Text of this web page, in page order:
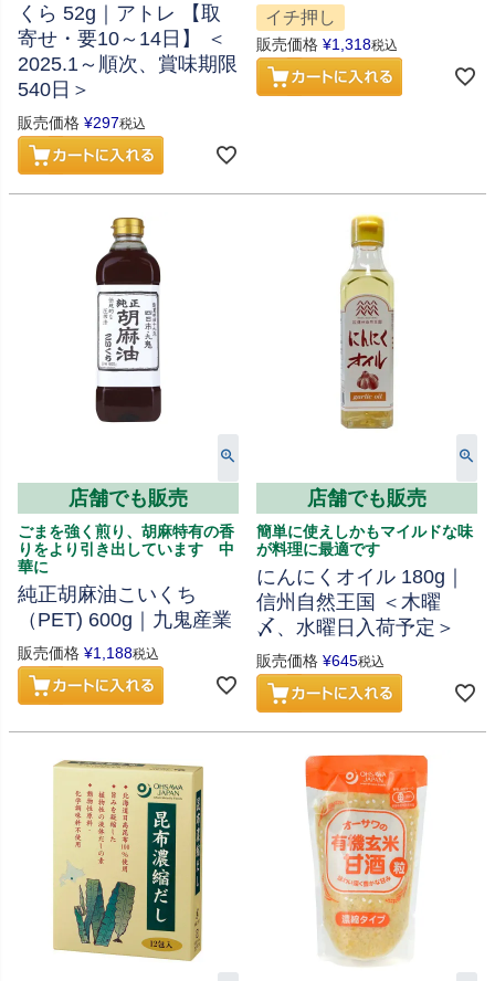
くら 52g｜アトレ 【取
寄せ・要10～14日】 ＜
2025.1～順次、賞味期限
540日＞
販売価格 ¥297税込
イチ押し
販売価格 ¥1,318税込
店舗でも販売
ごまを強く煎り、胡麻特有の香
りをより引き出しています 中
華に
純正胡麻油こいくち
（PET) 600g｜九鬼産業
販売価格 ¥1,188税込
店舗でも販売
簡単に使えしかもマイルドな味
が料理に最適です
にんにくオイル 180g｜
信州自然王国 ＜木曜
〆、水曜日入荷予定＞
販売価格 ¥645税込